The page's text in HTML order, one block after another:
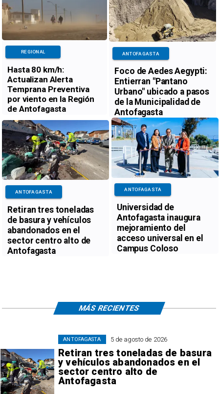
Hasta 80 km/h:
Actualizan Alerta
Temprana Preventiva
por viento en la Región
de Antofagasta
REGIONAL
Foco de Aedes Aegypti:
Entierran "Pantano
Urbano" ubicado a pasos
de la Municipalidad de
Antofagasta
ANTOFAGASTA
Retiran tres toneladas
de basura y vehículos
abandonados en el
sector centro alto de
Antofagasta
ANTOFAGASTA
Universidad de
Antofagasta inaugura
mejoramiento del
acceso universal en el
Campus Coloso
ANTOFAGASTA
5 de agosto de 2026
Retiran tres toneladas de basura
y vehículos abandonados en el
sector centro alto de
Antofagasta
ANTOFAGASTA
MÁS RECIENTES